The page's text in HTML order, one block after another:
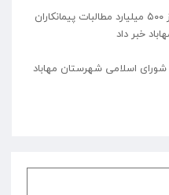
همچنین مدیرکل راه و شهرسازی استان از ۵۰۰ میلیارد مطالبات پیمانکاران
اسلامی شهرستان مهاباد